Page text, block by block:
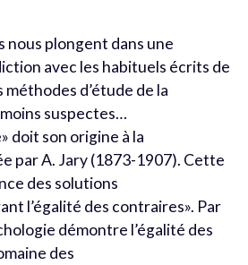
nous plongent dans une
avec les habituels écrits de
d’étude de la
suspectes…
doit son origine à la
par A. Jary (1873-1907). Cette
des solutions
l’égalité des contraires». Par
démontre l’égalité des
des